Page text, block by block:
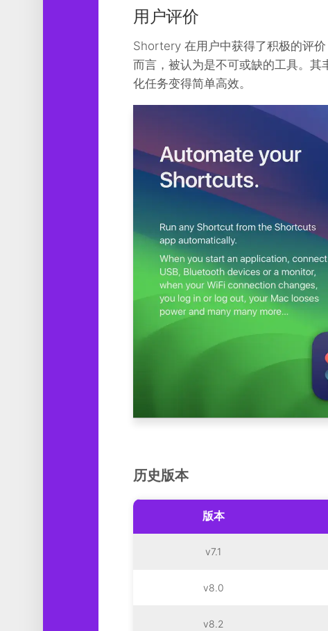
用户评价
Shortery 在用户中获得了积极的评
而言，被认为是不可或缺的工具。
化任务变得简单高效。
历史版本
版本
v7.1
v8.0
v8.2